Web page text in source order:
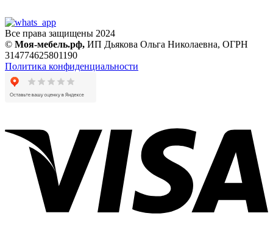
Все права защищены 2024
© Моя-мебель.рф, ИП Дьякова Ольга Николаевна, ОГРН
314774625801190
Политика конфиденциальности